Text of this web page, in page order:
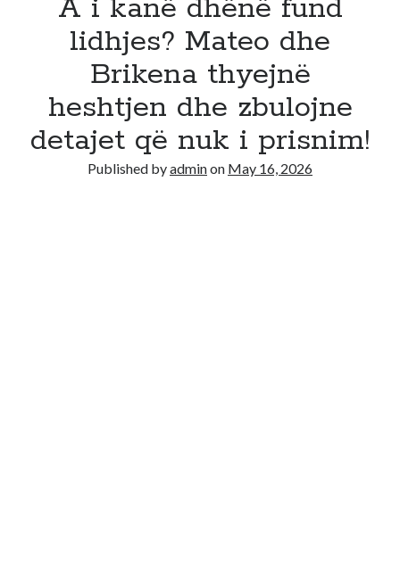
A i kanë dhënë fund
lidhjes? Mateo dhe
Brikena thyejnë
heshtjen dhe zbulojne
detajet që nuk i prisnim!
Published byadminon May 16, 2026